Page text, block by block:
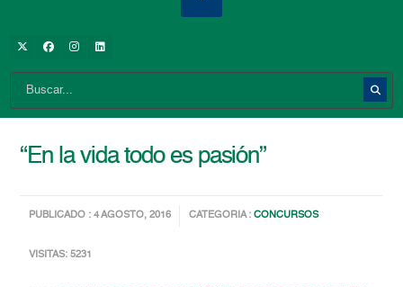
“En la vida todo es pasión”
PUBLICADO : 4 AGOSTO, 2016 CATEGORIA :CONCURSOS
VISITAS: 5231